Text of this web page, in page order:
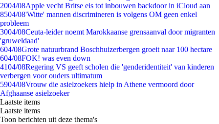
2004/08Apple vecht Britse eis tot inbouwen backdoor in iCloud aan
8504/08'Witte' mannen discrimineren is volgens OM geen enkel
probleem
3004/08Ceuta-leider noemt Marokkaanse grensaanval door migranten
'gruweldaad'
604/08Grote natuurbrand Boschhuizerbergen groeit naar 100 hectare
604/08FOK! was even down
4104/08Regering VS geeft scholen die 'genderidentiteit' van kinderen
verbergen voor ouders ultimatum
5904/08Vrouw die asielzoekers hielp in Athene vermoord door
Afghaanse asielzoeker
Laatste items
Laatste items
Toon berichten uit deze thema's